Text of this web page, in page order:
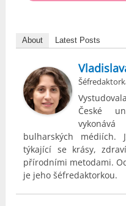
About Latest Posts
České
bulharských médiích.
týkající se krásy,
přírodními metodami.
je jeho šéfredaktorkou.